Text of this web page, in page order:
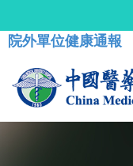
院外單位健康通報